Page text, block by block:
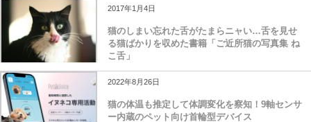
2017年1月4日
猫のしまい忘れた舌がたまらニャい…舌を見せ
る猫ばかりを収めた書籍「ご近所猫の写真集 ね
こ舌」
2022年8月26日
猫の体温も推定して体調変化を察知！9軸センサ
ー内蔵のペット向け首輪型デバイス